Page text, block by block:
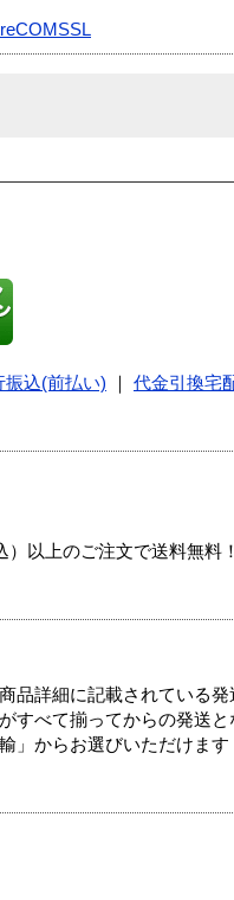
振込(前払い) 代金引換宅
以上のご注文で送料無料！
品詳細に記載されている発
すべて揃ってからの発送と
」からお選びいただけます